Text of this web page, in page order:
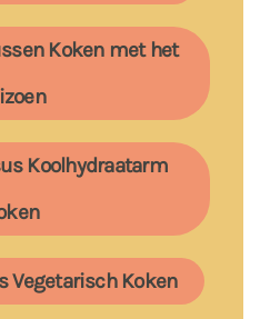
Koken met het
Koolhydraatarm
Vegetarisch Koken